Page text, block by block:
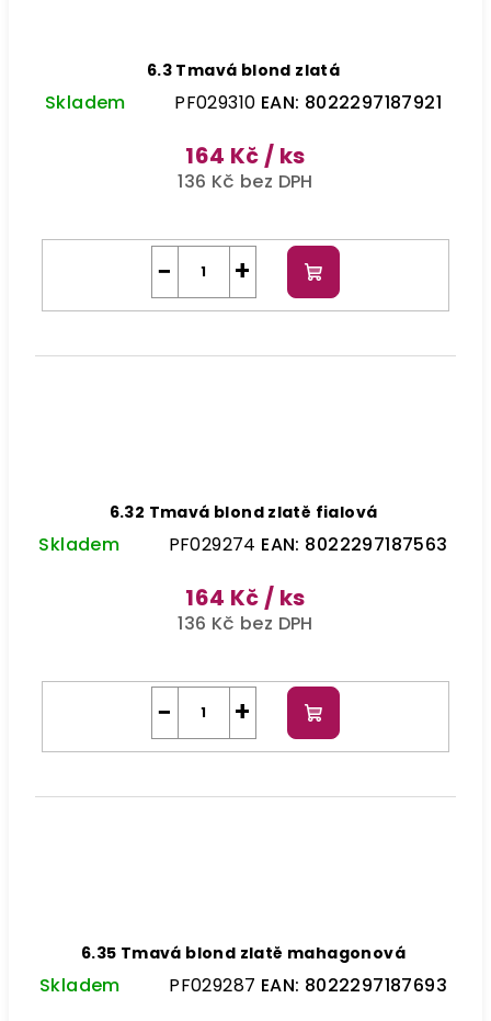
6.3 Tmavá blond zlatá
Skladem PF029310 EAN: 8022297187921
164 Kč / ks
136 Kč bez DPH
+
− Do
košíku
6.32 Tmavá blond zlatě fialová
Skladem PF029274 EAN: 8022297187563
164 Kč / ks
136 Kč bez DPH
+
− Do
košíku
6.35 Tmavá blond zlatě mahagonová
Skladem PF029287 EAN: 8022297187693